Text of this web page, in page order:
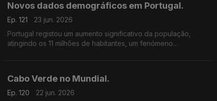
Novos dados demográficos em Portugal.
Ep. 121
23 jun. 2026
Portugal registou um aumento significativo da população,
atingindo os 11 milhões de habitantes, um fenómeno
Cabo Verde no Mundial.
Ep. 120
22 jun. 2026